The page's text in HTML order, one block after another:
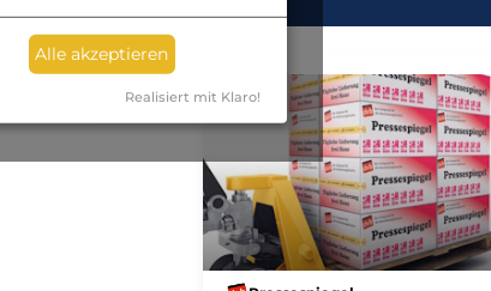
Alle akzeptieren
Realisiert mit Klaro!